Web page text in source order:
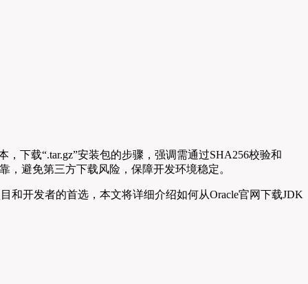
，下载“.tar.gz”安装包的步骤，强调需通过SHA256校验和
，避免第三方下载风险，保障开发环境稳定。
和开发者的首选，本文将详细介绍如何从Oracle官网下载JDK